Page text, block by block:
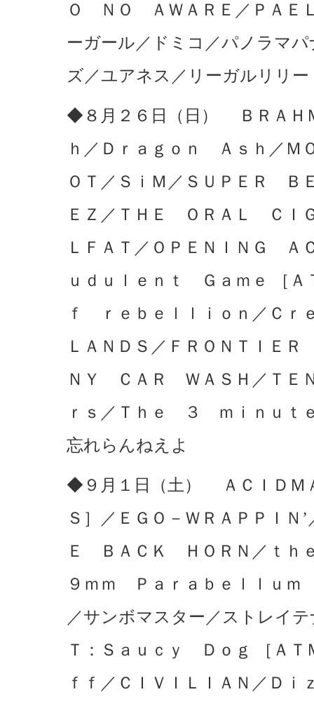
Ｏ ＮＯ ＡＷＡＲＥ／ＰＡＥ
ーガール／ドミコ／パノラマ
ズ／ユアネス／リーガルリリー
◆８月２６日（日） ＢＲＡＨ
ｈ／Ｄｒａｇｏｎ Ａｓｈ／Ｍ
ＯＴ／ＳｉＭ／ＳＵＰＥＲ Ｂ
ＥＺ／ＴＨＥ ＯＲＡＬ ＣＩ
ＬＦＡＴ／ＯＰＥＮＩＮＧ
ｕｄｕｌｅｎｔ Ｇａｍｅ ［
ｆ ｒｅｂｅｌｌｉｏｎ／Ｃｒ
ＬＡＮＤＳ／ＦＲＯＮＴＩＥ
ＮＹ ＣＡＲ ＷＡＳＨ／ＴＥ
ｒｓ／Ｔｈｅ ３ ｍｉｎｕｔ
忘れらんねえよ
◆９月１日（土） ＡＣＩＤＭ
Ｓ］／ＥＧＯ－ＷＲＡＰＰＩＮ
Ｅ ＢＡＣＫ ＨＯＲＮ／ｔｈ
９ｍｍ Ｐａｒａｂｅｌｌｕ
／サンボマスター／ストレイ
Ｔ：Ｓａｕｃｙ Ｄｏｇ ［Ａ
ｆｆ／ＣＩＶＩＬＩＡＮ／Ｄ